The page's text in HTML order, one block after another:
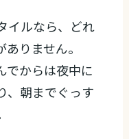
イルなら、どれ
りません。
でからは夜中に
、朝までぐっす